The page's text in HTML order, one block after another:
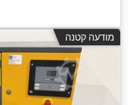
מודעה קטנה